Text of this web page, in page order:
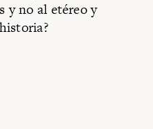
y no al etéreo y